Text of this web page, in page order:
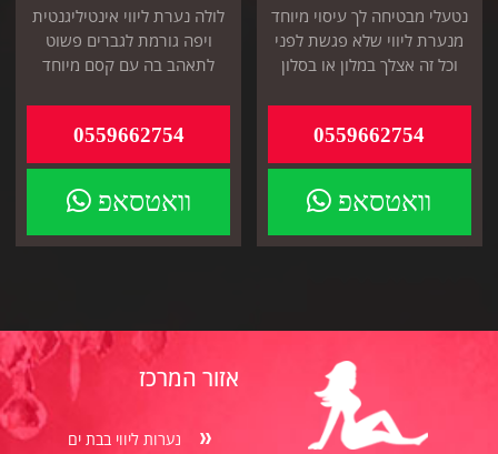
נטעלי מבטיחה לך עיסוי מיוחד
מנערת ליווי שלא פגשת לפני
וכל זה אצלך במלון או בסלון
0559662754
וואטסאפ
לולה נערת ליווי אינטיליגנטית
ויפה גורמת לגברים פשוט
לתאהב בה עם קסם מיוחד
0559662754
וואטסאפ
אזור המרכז
נערות ליווי בבת ים